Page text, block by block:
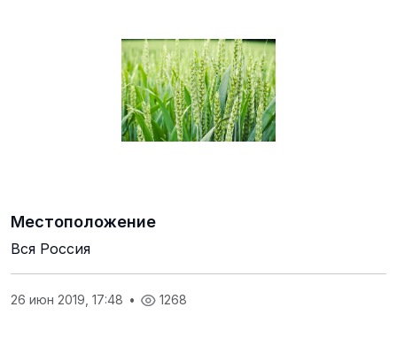
Местоположение
Вся Россия
26 июн 2019, 17:48 • 1268